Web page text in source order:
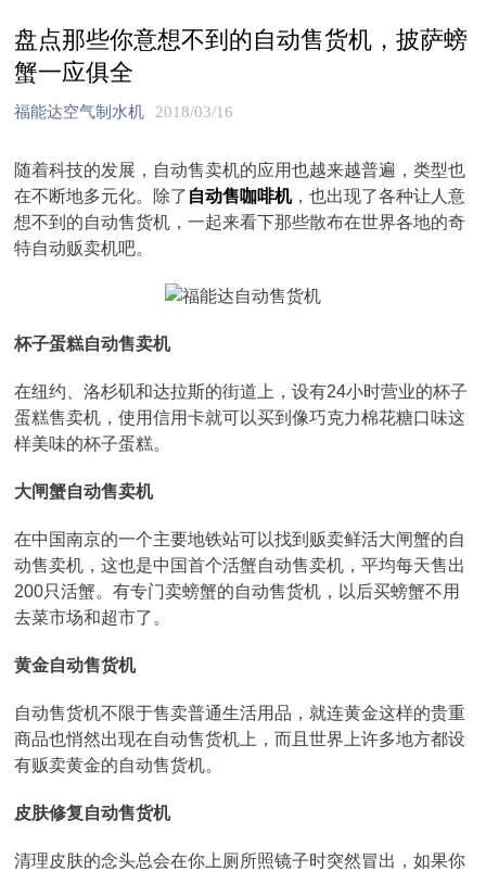
盘点那些你意想不到的自动售货机，披萨螃
蟹一应俱全
福能达空气制水机 2018/03/16
随着科技的发展，自动售卖机的应用也越来越普遍，类型也
在不断地多元化。除了 自动售咖啡机，也出现了各种让人意
想不到的自动售货机，一起来看下那些散布在世界各地的奇
特自动贩卖机吧。
杯子蛋糕自动售卖机
在纽约、洛杉矶和达拉斯的街道上，设有24小时营业的杯子
蛋糕售卖机，使用信用卡就可以买到像巧克力棉花糖口味这
样美味的杯子蛋糕。
大闸蟹自动售卖机
在中国南京的一个主要地铁站可以找到贩卖鲜活大闸蟹的自
动售卖机，这也是中国首个活蟹自动售卖机，平均每天售出
200只活蟹。有专门卖螃蟹的自动售货机，以后买螃蟹不用
去菜市场和超市了。
黄金自动售货机
自动售货机不限于售卖普通生活用品，就连黄金这样的贵重
商品也悄然出现在自动售货机上，而且世界上许多地方都设
有贩卖黄金的自动售货机。
皮肤修复自动售货机
清理皮肤的念头总会在你上厕所照镜子时突然冒出，如果你